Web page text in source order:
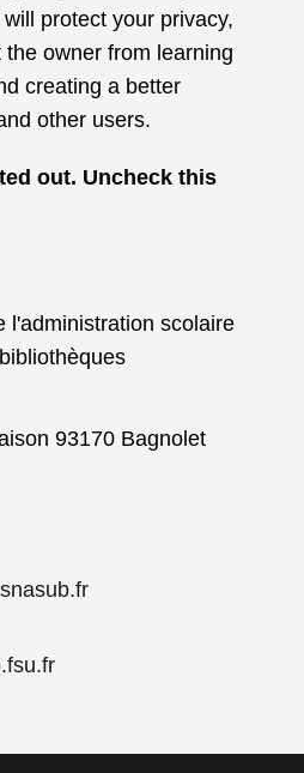
protect your privacy,
owner from learning
creating a better
other users.
out. Uncheck this
l'administration scolaire
93170 Bagnolet
S’ouvre
S’ouvre
onglet